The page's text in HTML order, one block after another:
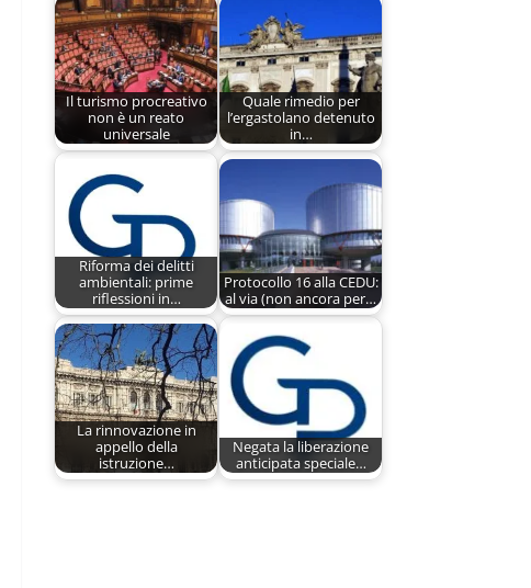
Il turismo procreativo
non è un reato
universale
Quale rimedio per
l’ergastolano detenuto
in…
Riforma dei delitti
ambientali: prime
riflessioni in…
Protocollo 16 alla CEDU:
al via (non ancora per…
La rinnovazione in
appello della
istruzione…
Negata la liberazione
anticipata speciale…